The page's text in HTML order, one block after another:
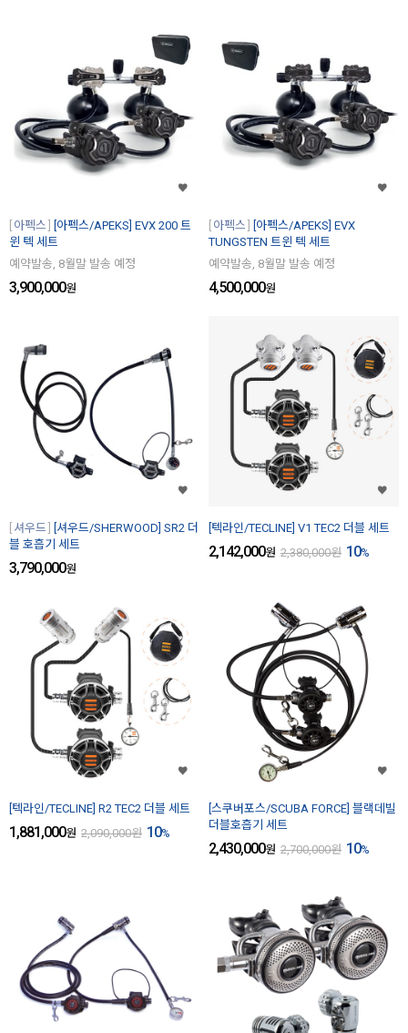
아펙스
[아펙스/APEKS] EVX 200 트
윈 텍 세트
예약발송, 8월말 발송 예정
3,900,000원
아펙스
[아펙스/APEKS] EVX
TUNGSTEN 트윈 텍 세트
예약발송, 8월말 발송 예정
4,500,000원
셔우드
[셔우드/SHERWOOD] SR2 더
블 호흡기 세트
3,790,000원
[텍라인/TECLINE] V1 TEC2 더블 세트
2,142,000원 2,380,000원 10%
[텍라인/TECLINE] R2 TEC2 더블 세트
1,881,000원 2,090,000원 10%
[스쿠버포스/SCUBA FORCE] 블랙데빌
더블호흡기 세트
2,430,000원 2,700,000원 10%